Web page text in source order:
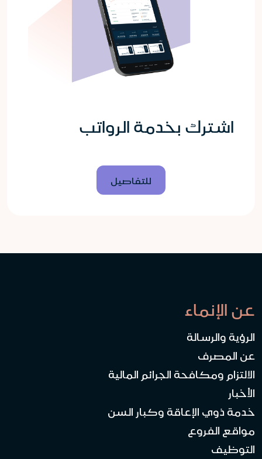
اشترك بخدمة الرواتب
للتفاصيل
عن الإنماء
الرؤية والرسالة
عن المصرف
الالتزام ومكافحة الجرائم المالية
الأخبار
خدمة ذوي الإعاقة وكبار السن
مواقع الفروع
التوظيف